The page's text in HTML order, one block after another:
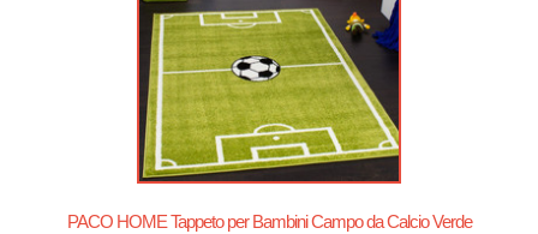
PACO HOME Tappeto per Bambini Campo da Calcio Verde